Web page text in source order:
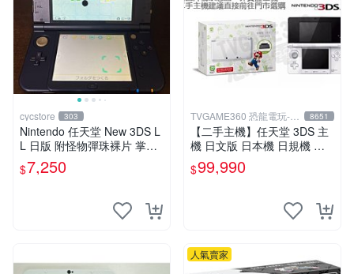
cycstore 303
Nintendo 任天堂 New 3DS L
L 日版 附怪物彈珠裸片 掌機
主機 收藏遊戲機
$7,250
TVGAME360 恐龍電玩-台
中店
8651
【二手主機】任天堂 3DS 主
機 日文版 日本機 日規機 附
原廠充電器【台中恐龍電玩】
$99,990
人氣賣家